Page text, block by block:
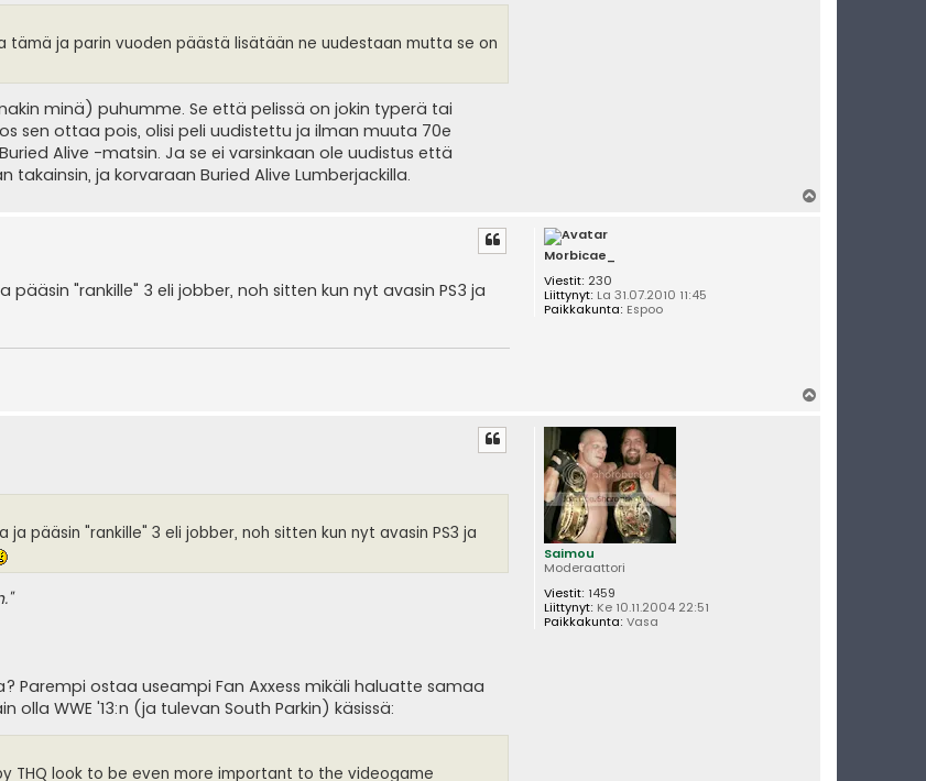
ja parin vuoden päästä lisätään ne uudestaan mutta se on
minä) puhumme. Se että pelissä on jokin typerä tai
sen ottaa pois, olisi peli uudistettu ja ilman muuta 70e
Alive -matsin. Ja se ei varsinkaan ole uudistus että
ja korvaraan Buried Alive Lumberjackilla.
Morbicae_
Viestit: 230
Liittynyt: La 31.07.2010 11:45
Paikkakunta: Espoo
"rankille" 3 eli jobber, noh sitten kun nyt avasin PS3 ja
Saimou
Moderaattori
Viestit: 1459
Liittynyt: Ke 10.11.2004 22:51
Paikkakunta: Vasa
pääsin "rankille" 3 eli jobber, noh sitten kun nyt avasin PS3 ja
Parempi ostaa useampi Fan Axxess mikäli haluatte samaa
WWE '13:n (ja tulevan South Parkin) käsissä:
THQ look to be even more important to the videogame